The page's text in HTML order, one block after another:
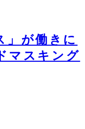
」が働きに
マスキング